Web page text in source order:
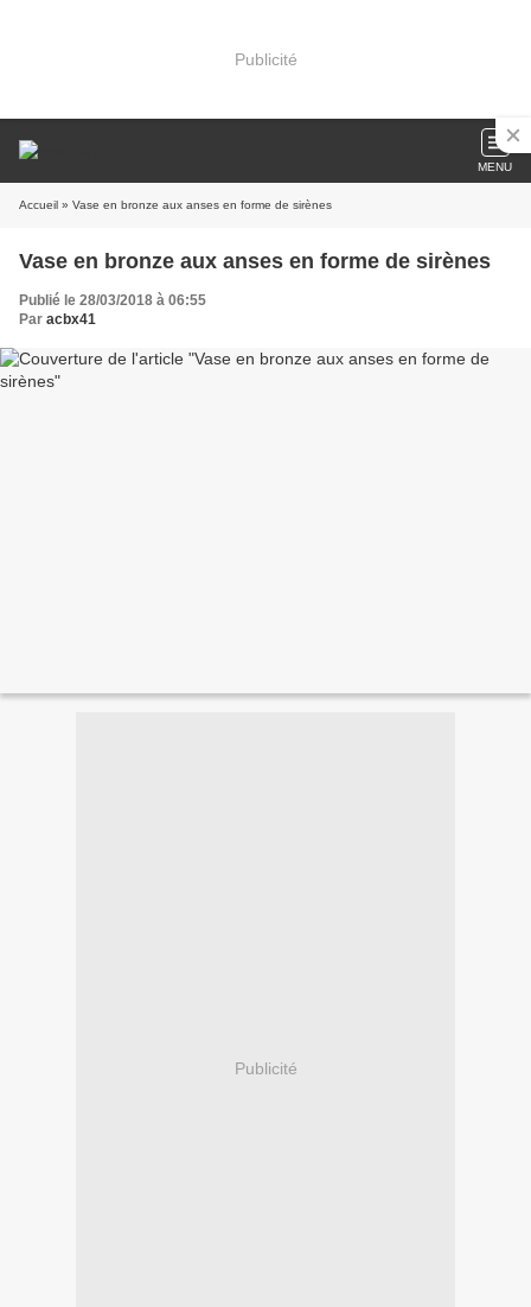
Publicité
MENU
Accueil » Vase en bronze aux anses en forme de sirènes
Vase en bronze aux anses en forme de sirènes
Publié le 28/03/2018 à 06:55
Par acbx41
Publicité